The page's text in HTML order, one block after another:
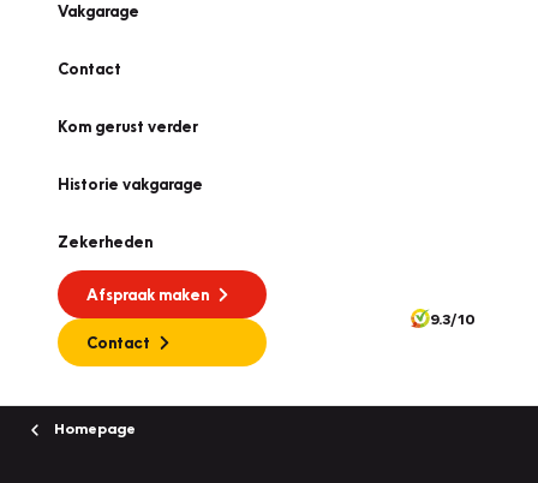
Vakgarage
Contact
Kom gerust verder
Historie vakgarage
Zekerheden
Afspraak maken
Contact
9.3/10
Homepage